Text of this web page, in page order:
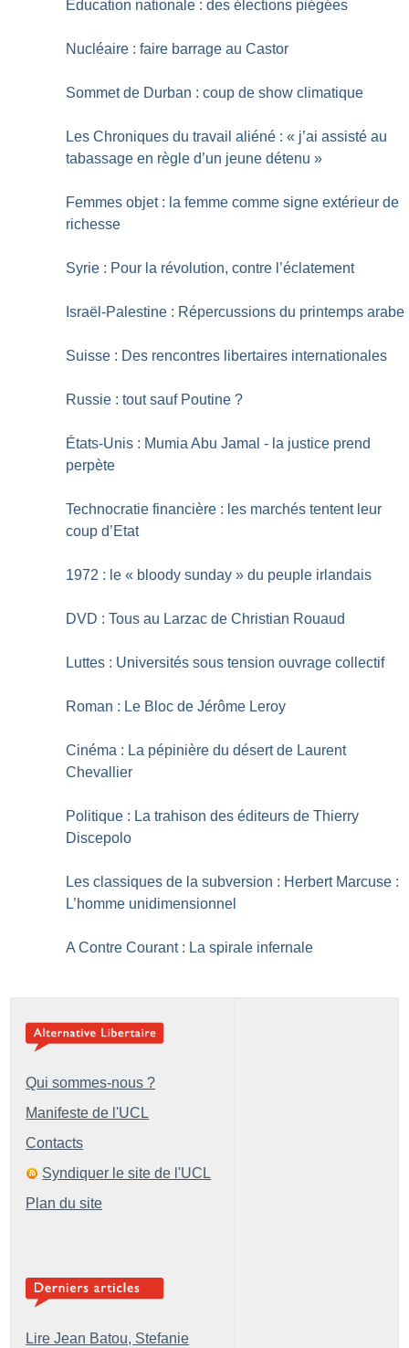
Éducation nationale : des élections piégées
Nucléaire : faire barrage au Castor
Sommet de Durban : coup de show climatique
Les Chroniques du travail aliéné : « j’ai assisté au
tabassage en règle d’un jeune détenu »
Femmes objet : la femme comme signe extérieur de
richesse
Syrie : Pour la révolution, contre l’éclatement
Israël-Palestine : Répercussions du printemps arabe
Suisse : Des rencontres libertaires internationales
Russie : tout sauf Poutine ?
États-Unis : Mumia Abu Jamal - la justice prend
perpète
Technocratie financière : les marchés tentent leur
coup d’Etat
1972 : le « bloody sunday » du peuple irlandais
DVD : Tous au Larzac de Christian Rouaud
Luttes : Universités sous tension ouvrage collectif
Roman : Le Bloc de Jérôme Leroy
Cinéma : La pépinière du désert de Laurent
Chevallier
Politique : La trahison des éditeurs de Thierry
Discepolo
Les classiques de la subversion : Herbert Marcuse :
L’homme unidimensionnel
A Contre Courant : La spirale infernale
Qui sommes-nous ?
Manifeste de l'UCL
Contacts
Syndiquer le site de l'UCL
Plan du site
Lire Jean Batou, Stefanie